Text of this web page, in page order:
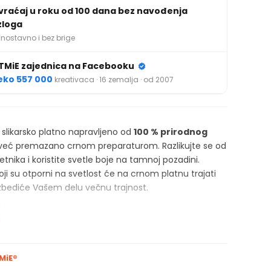
u roku od 100 dana bez navođenja
i bez brige
zajednica na Facebooku
557 000 kreativaca · 16 zemalja · od 2007
slikarsko platno napravljeno od 100 % prirodnog
premazano crnom preparaturom. Razlikujte se od
i koristite svetle boje na tamnoj pozadini.
su otporni na svetlost će na crnom platnu trajati
Vašem delu večnu trajnost.
platno ima, za razliku od jeftinog platna iz
i ram je napravljen od prirodnih materijala.